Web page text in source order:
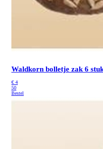
Waldkorn bolletje zak 6
€ 4
50
Bestel